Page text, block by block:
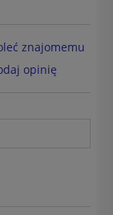
znajomemu
opinię